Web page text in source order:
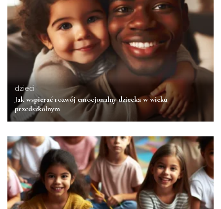
dzieci
Jak wspierać rozwój emocjonalny dziecka w wieku
przedszkolnym